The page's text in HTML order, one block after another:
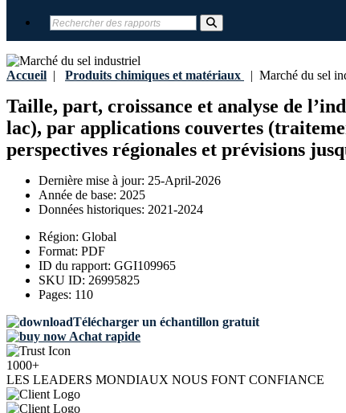
Accueil | Produits chimiques et matériaux | Marché du sel
Taille, part, croissance et analyse de
lac), par applications couvertes
perspectives régionales et prévisions
Dernière mise à jour: 25-April-2026
Année de base: 2025
Données historiques: 2021-2024
Région: Global
Format: PDF
ID du rapport: GGI109965
SKU ID: 26995825
Pages: 110
Télécharger un échantillon gratuit
Achat rapide
1000+
LES LEADERS MONDIAUX NOUS FONT CONFIANCE